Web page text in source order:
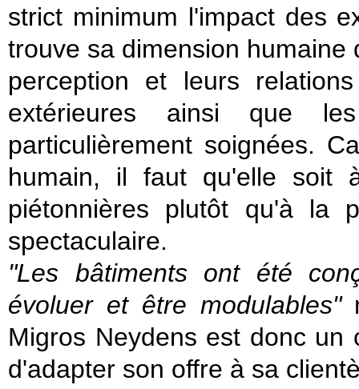
strict minimum l'impact des
trouve sa dimension
perception et leurs
extérieures ainsi que
particulièrement soignées.
humain, il faut qu'elle soit
piétonnières plutôt qu'à la
spectaculaire.
"Les bâtiments ont été
évoluer et être modulables"
Migros Neydens est donc un
d'adapter son offre à sa